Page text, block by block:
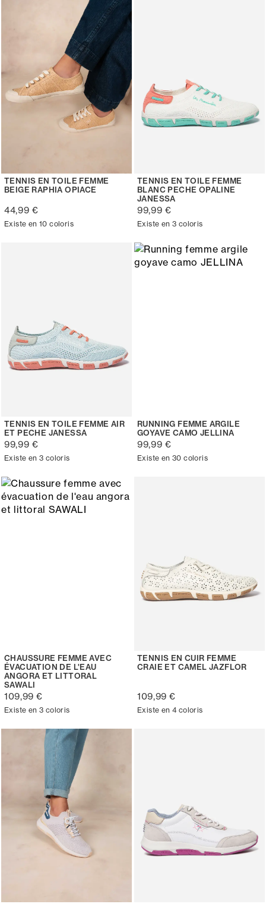
TENNIS EN TOILE FEMME
BEIGE RAPHIA OPIACE
44,99 €
Existe en 10 coloris
TENNIS EN TOILE FEMME
BLANC PECHE OPALINE
JANESSA
99,99 €
Existe en 3 coloris
TENNIS EN TOILE FEMME AIR
ET PECHE JANESSA
99,99 €
Existe en 3 coloris
RUNNING FEMME ARGILE
GOYAVE CAMO JELLINA
99,99 €
Existe en 30 coloris
CHAUSSURE FEMME AVEC
ÉVACUATION DE L'EAU
ANGORA ET LITTORAL
SAWALI
109,99 €
Existe en 3 coloris
TENNIS EN CUIR FEMME
CRAIE ET CAMEL JAZFLOR
109,99 €
Existe en 4 coloris